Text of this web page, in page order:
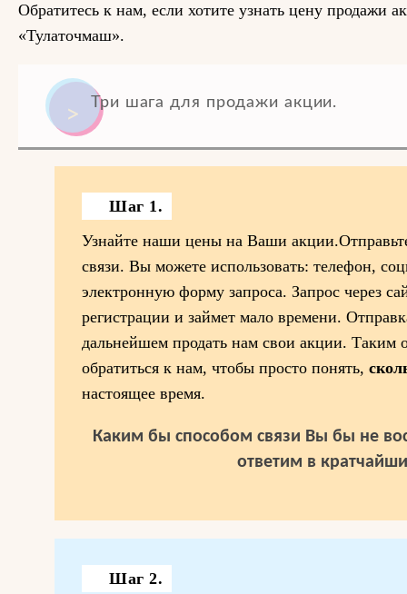
Обратитесь к нам, если хотите узнать цену продажи
«Тулаточмаш».
Три шага для продажи акции.
Шаг 1.
Узнайте наши цены на Ваши
связи. Вы можете использовать: телефон,
электронную форму запроса. Запрос через
регистрации и займет мало времени.
дальнейшем продать нам свои акции. Таким
обратиться к нам, чтобы просто понять,
настоящее время.
Каким бы способом связи Вы бы не
ответим в
Шаг 2.